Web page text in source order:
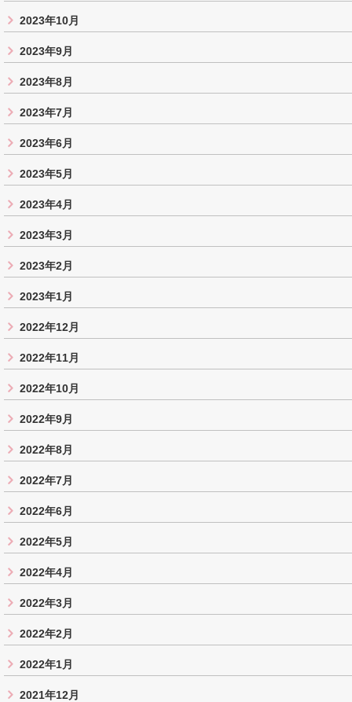
2023年10月
2023年9月
2023年8月
2023年7月
2023年6月
2023年5月
2023年4月
2023年3月
2023年2月
2023年1月
2022年12月
2022年11月
2022年10月
2022年9月
2022年8月
2022年7月
2022年6月
2022年5月
2022年4月
2022年3月
2022年2月
2022年1月
2021年12月